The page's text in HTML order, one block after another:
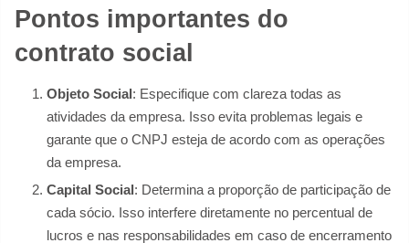
Pontos importantes do
contrato social
Objeto Social: Especifique com clareza todas as
atividades da empresa. Isso evita problemas legais e
garante que o CNPJ esteja de acordo com as operações
da empresa.
Capital Social: Determina a proporção de participação de
cada sócio. Isso interfere diretamente no percentual de
lucros e nas responsabilidades em caso de encerramento